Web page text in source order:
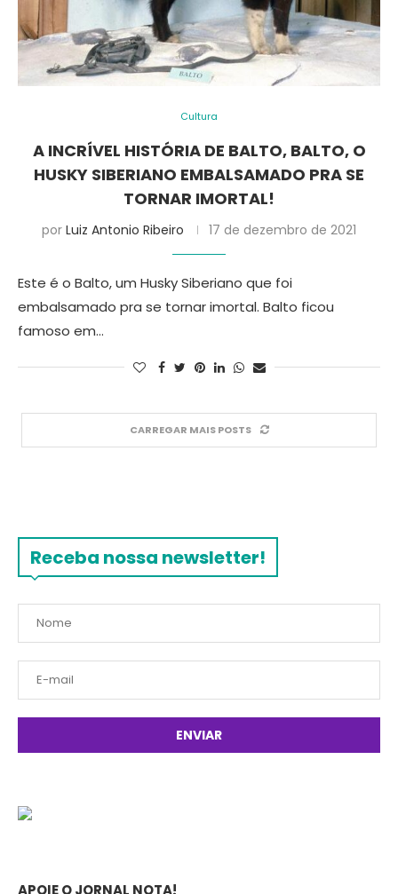
Cultura
A INCRÍVEL HISTÓRIA DE BALTO, BALTO, O
HUSKY SIBERIANO EMBALSAMADO PRA SE
TORNAR IMORTAL!
por Luiz Antonio Ribeiro 17 de dezembro de 2021
Este é o Balto, um Husky Siberiano que foi
embalsamado pra se tornar imortal. Balto ficou
famoso em…
CARREGAR MAIS POSTS
Receba nossa newsletter!
APOIE O JORNAL NOTA!